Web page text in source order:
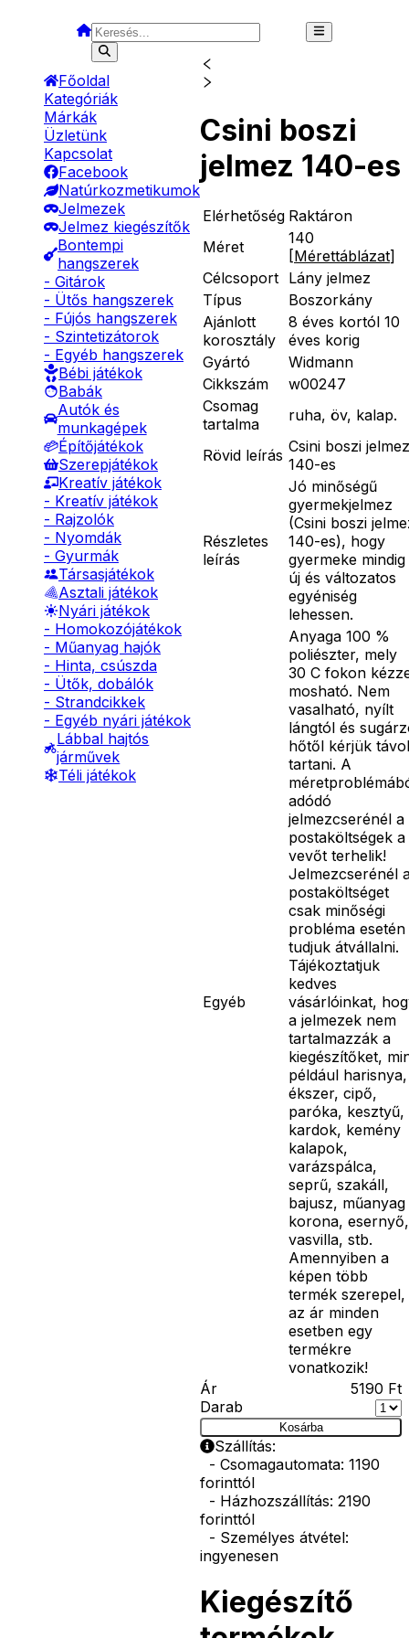
Főoldal
Kategóriák
Márkák
Üzletünk
Kapcsolat
Facebook
Natúrkozmetikumok
Jelmezek
Jelmez kiegészítők
Bontempi
hangszerek
- Gitárok
- Ütős hangszerek
- Fújós hangszerek
- Szintetizátorok
- Egyéb hangszerek
Bébi játékok
Babák
Autók és
munkagépek
Építőjátékok
Szerepjátékok
Kreatív játékok
- Kreatív játékok
- Rajzolók
- Nyomdák
- Gyurmák
Társasjátékok
Asztali játékok
Nyári játékok
- Homokozójátékok
- Műanyag hajók
- Hinta, csúszda
- Ütők, dobálók
- Strandcikkek
- Egyéb nyári játékok
Lábbal hajtós
járművek
Téli játékok
Csini boszi
jelmez 140-es
Elérhetőség Raktáron
Méret
140
[Mérettáblázat]
Célcsoport Lány jelmez
Típus
Boszorkány
Ajánlott
korosztály
8 éves kortól 10
éves korig
Gyártó
Widmann
Cikkszám
w00247
Csomag
tartalma
ruha, öv, kalap.
Rövid leírás Csini boszi jelmez
140-es
Részletes
leírás
Jó minőségű
gyermekjelmez
(Csini boszi
140-es), hogy
gyermeke mindig
új és változatos
egyéniség
lehessen.
Egyéb
Anyaga 100 %
poliészter, mely
30 C fokon
mosható. Nem
vasalható, nyílt
lángtól és
hőtől kérjük távol
tartani. A
adódó
jelmezcserénél a
postaköltségek a
vevőt terhelik!
Jelmezcserénél
postaköltséget
csak minőségi
probléma esetén
tudjuk átvállalni.
Tájékoztatjuk
kedves
vásárlóinkat,
a jelmezek nem
tartalmazzák a
kiegészítőket,
például harisnya,
ékszer, cipő,
paróka, kesztyű,
kardok, kemény
kalapok,
varázspálca,
seprű, szakáll,
bajusz, műanyag
korona, esernyő,
vasvilla, stb.
Amennyiben a
képen több
termék szerepel,
az ár minden
esetben egy
termékre
vonatkozik!
Ár
5190 Ft
Darab
Kosárba
Szállítás:
- Csomagautomata: 1190
forinttól
- Házhozszállítás: 2190
forinttól
- Személyes átvétel:
ingyenesen
Kiegészítő